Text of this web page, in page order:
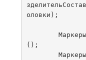
оловки);
();